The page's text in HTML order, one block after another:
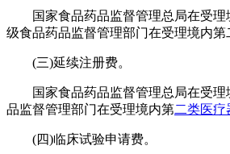
国家食品药品监督管理总局在受理
级食品药品监督管理部门在受理境内
(三)延续注册费。
国家食品药品监督管理总局在受理
品监督管理部门在受理境内第二类医
(四)临床试验申请费。